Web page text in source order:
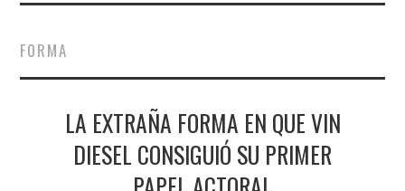
FINANCE
NEWS
POLITICS
FORMA
LA EXTRAÑA FORMA EN QUE VIN
DIESEL CONSIGUIÓ SU PRIMER